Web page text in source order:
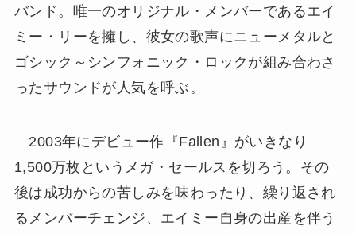
バンド。唯一のオリジナル・メンバーであるエイ
ミー・リーを擁し、彼女の歌声にニューメタルと
ゴシック～シンフォニック・ロックが組み合わさ
ったサウンドが人気を呼ぶ。
2003年にデビュー作『Fallen』がいきなり
1,500万枚というメガ・セールスを切ろう。その
後は成功からの苦しみを味わったり、繰り返され
るメンバーチェンジ、エイミー自身の出産を伴う